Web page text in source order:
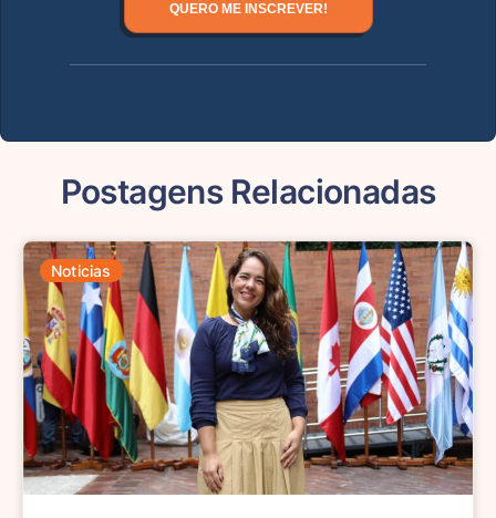
QUERO ME INSCREVER!
Postagens Relacionadas
Noticias